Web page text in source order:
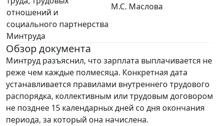
отношений и
социального партнерства
Минтруда
М.С. Маслова
Обзор документа
Минтруд разъяснил, что зарплата выплачивается не
реже чем каждые полмесяца. Конкретная дата
устанавливается правилами внутреннего трудового
распорядка, коллективным или трудовым договором
не позднее 15 календарных дней со дня окончания
периода, за который она начислена.